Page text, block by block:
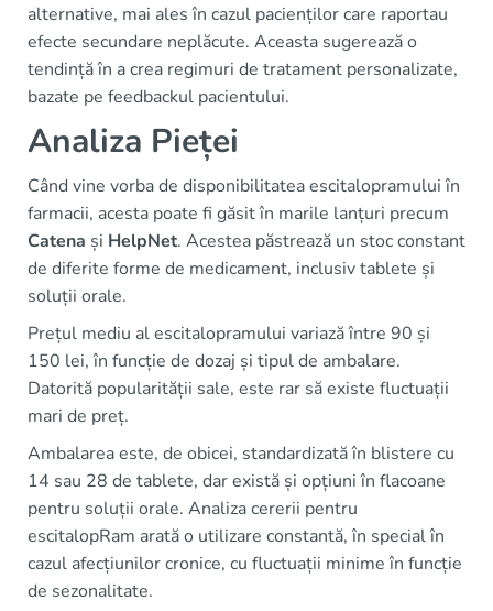
alternative, mai ales în cazul pacienților care raportau
efecte secundare neplăcute. Aceasta sugerează o
tendință în a crea regimuri de tratament personalizate,
bazate pe feedbackul pacientului.
Analiza Pieței
Când vine vorba de disponibilitatea escitalopramului în
farmacii, acesta poate fi găsit în marile lanțuri precum
Catena și HelpNet. Acestea păstrează un stoc constant
de diferite forme de medicament, inclusiv tablete și
soluții orale.
Prețul mediu al escitalopramului variază între 90 și
150 lei, în funcție de dozaj și tipul de ambalare.
Datorită popularității sale, este rar să existe fluctuații
mari de preț.
Ambalarea este, de obicei, standardizată în blistere cu
14 sau 28 de tablete, dar există și opțiuni în flacoane
pentru soluții orale. Analiza cererii pentru
escitalopRam arată o utilizare constantă, în special în
cazul afecțiunilor cronice, cu fluctuații minime în funcție
de sezonalitate.